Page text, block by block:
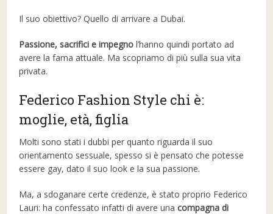
Il suo obiettivo? Quello di arrivare a Dubai.
Passione, sacrifici e impegno l’hanno quindi portato ad
avere la fama attuale. Ma scopriamo di più sulla sua vita
privata.
Federico Fashion Style chi è:
moglie, età, figlia
Molti sono stati i dubbi per quanto riguarda il suo
orientamento sessuale, spesso si è pensato che potesse
essere gay, dato il suo look e la sua passione.
Ma, a sdoganare certe credenze, è stato proprio Federico
Lauri: ha confessato infatti di avere unacompagna di